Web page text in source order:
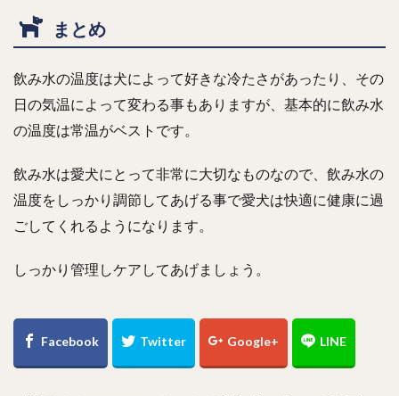
まとめ
飲み水の温度は犬によって好きな冷たさがあったり、その
日の気温によって変わる事もありますが、基本的に飲み水
の温度は常温がベストです。
飲み水は愛犬にとって非常に大切なものなので、飲み水の
温度をしっかり調節してあげる事で愛犬は快適に健康に過
ごしてくれるようになります。
しっかり管理しケアしてあげましょう。